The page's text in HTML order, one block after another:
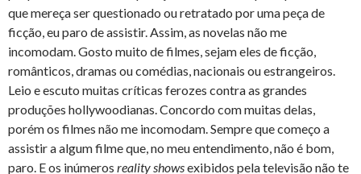
que mereça ser questionado ou retratado por uma peça de
ficção, eu paro de assistir. Assim, as novelas não me
incomodam. Gosto muito de filmes, sejam eles de ficção,
românticos, dramas ou comédias, nacionais ou estrangeiros.
Leio e escuto muitas críticas ferozes contra as grandes
produções hollywoodianas. Concordo com muitas delas,
porém os filmes não me incomodam. Sempre que começo a
assistir a algum filme que, no meu entendimento, não é bom,
paro. E os inúmeros reality showsexibidos pela televisão não te